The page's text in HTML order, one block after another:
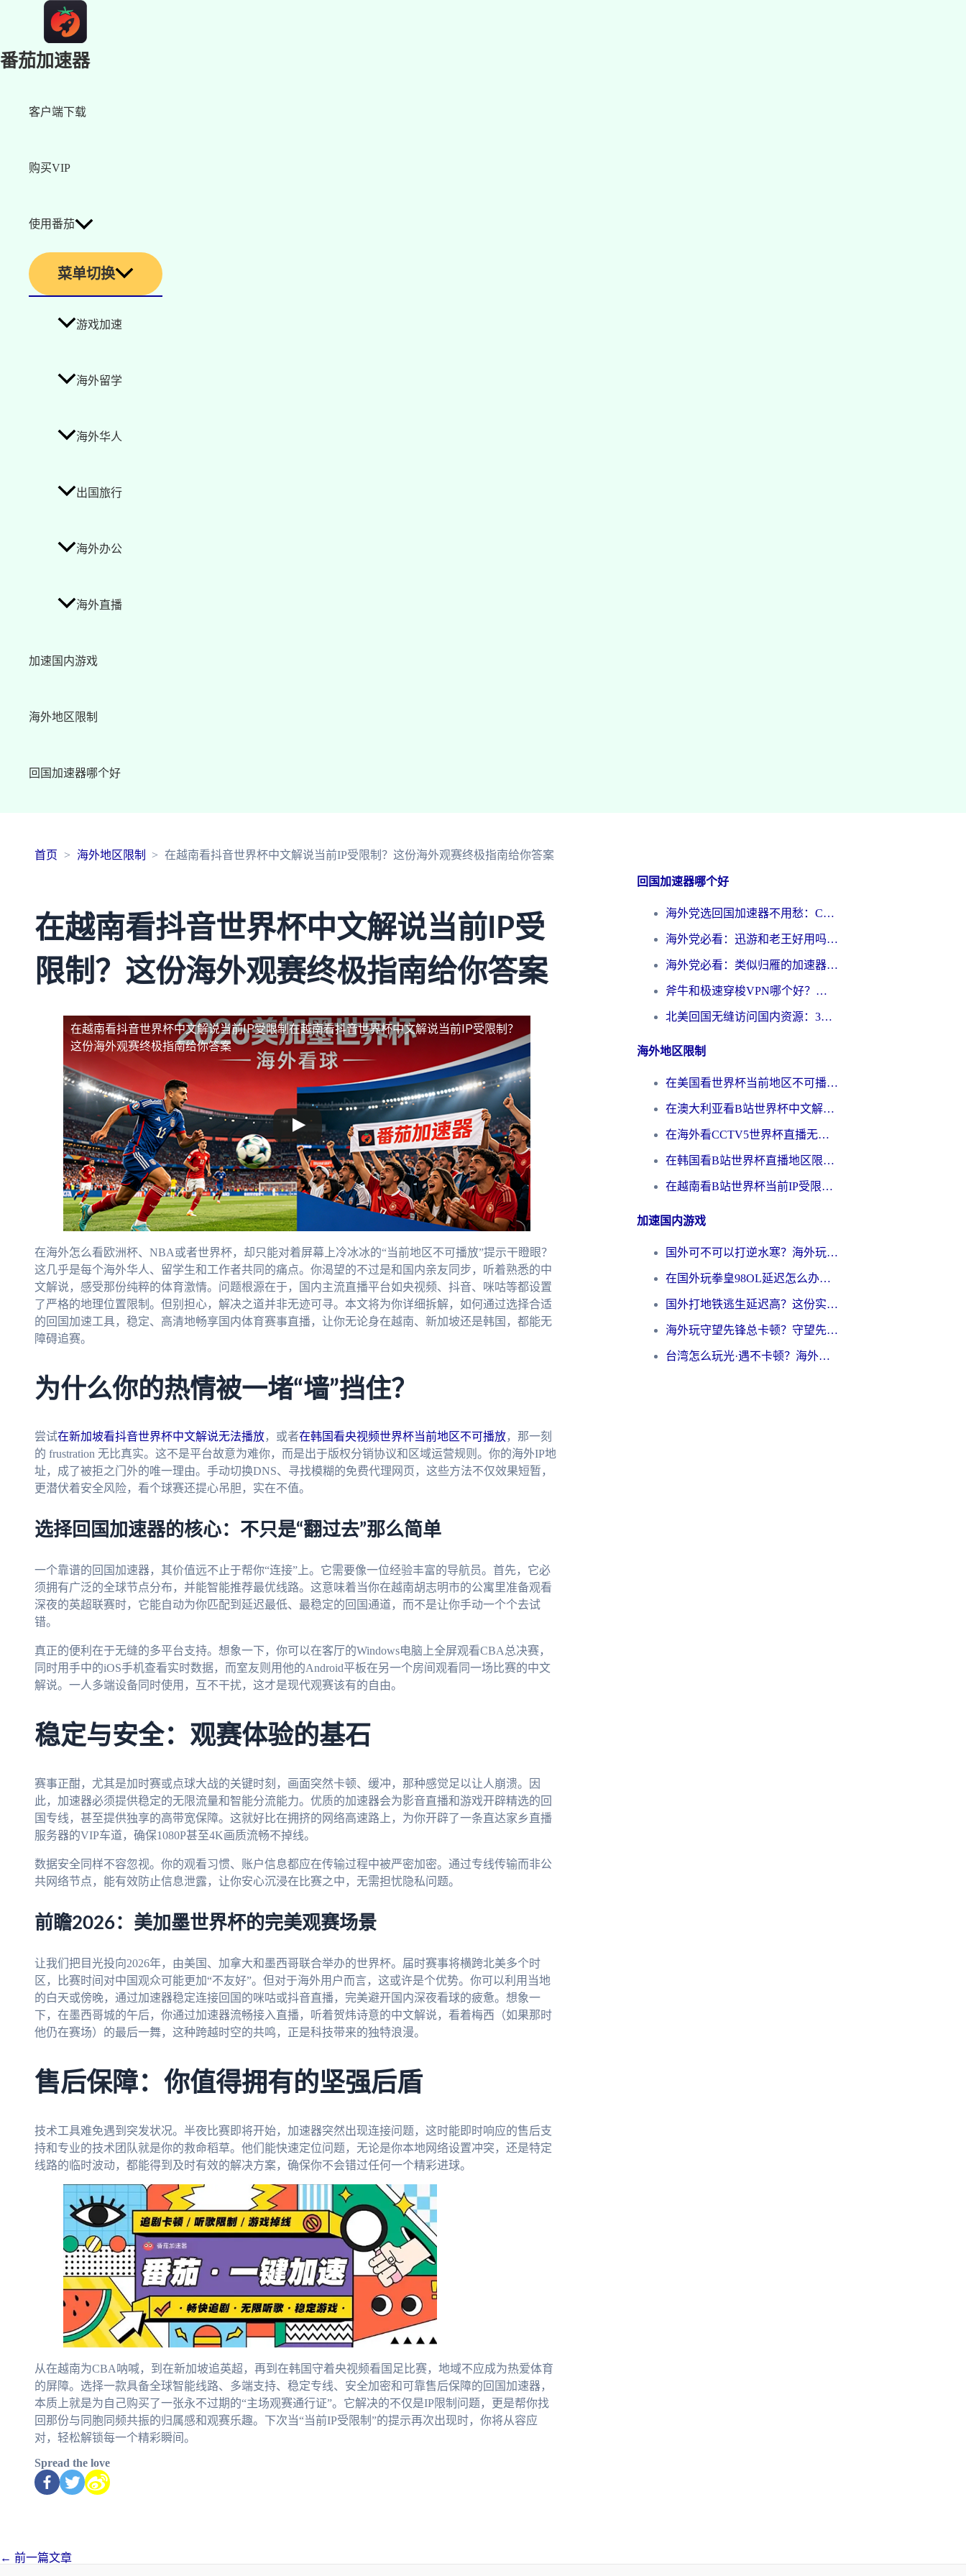
番茄加速器
客户端下载
购买VIP
使用番茄
菜单切换
游戏加速
海外留学
海外华人
出国旅行
海外办公
海外直播
加速国内游戏
海外地区限制
回国加速器哪个好
首页 海外地区限制 在越南看抖音世界杯中文解说当前IP受限制？这份海外观赛终极指南给你答案
在越南看抖音世界杯中文解说当前IP受
限制？这份海外观赛终极指南给你答案
在越南看抖音世界杯中文解说当前IP受限制在越南看抖音世界杯中文解说当前IP受限制？
这份海外观赛终极指南给你答案
在海外怎么看欧洲杯、NBA或者世界杯，却只能对着屏幕上冷冰冰的“当前地区不可播放”提示干瞪眼？
这几乎是每个海外华人、留学生和工作者共同的痛点。你渴望的不过是和国内亲友同步，听着熟悉的中
文解说，感受那份纯粹的体育激情。问题根源在于，国内主流直播平台如央视频、抖音、咪咕等都设置
了严格的地理位置限制。但别担心，解决之道并非无迹可寻。本文将为你详细拆解，如何通过选择合适
的回国加速工具，稳定、高清地畅享国内体育赛事直播，让你无论身在越南、新加坡还是韩国，都能无
障碍追赛。
为什么你的热情被一堵“墙”挡住？
尝试在新加坡看抖音世界杯中文解说无法播放，或者在韩国看央视频世界杯当前地区不可播放，那一刻
的 frustration 无比真实。这不是平台故意为难你，而是出于版权分销协议和区域运营规则。你的海外IP地
址，成了被拒之门外的唯一理由。手动切换DNS、寻找模糊的免费代理网页，这些方法不仅效果短暂，
更潜伏着安全风险，看个球赛还提心吊胆，实在不值。
选择回国加速器的核心：不只是“翻过去”那么简单
一个靠谱的回国加速器，其价值远不止于帮你“连接”上。它需要像一位经验丰富的导航员。首先，它必
须拥有广泛的全球节点分布，并能智能推荐最优线路。这意味着当你在越南胡志明市的公寓里准备观看
深夜的英超联赛时，它能自动为你匹配到延迟最低、最稳定的回国通道，而不是让你手动一个个去试
错。
真正的便利在于无缝的多平台支持。想象一下，你可以在客厅的Windows电脑上全屏观看CBA总决赛，
同时用手中的iOS手机查看实时数据，而室友则用他的Android平板在另一个房间观看同一场比赛的中文
解说。一人多端设备同时使用，互不干扰，这才是现代观赛该有的自由。
稳定与安全：观赛体验的基石
赛事正酣，尤其是加时赛或点球大战的关键时刻，画面突然卡顿、缓冲，那种感觉足以让人崩溃。因
此，加速器必须提供稳定的无限流量和智能分流能力。优质的加速器会为影音直播和游戏开辟精选的回
国专线，甚至提供独享的高带宽保障。这就好比在拥挤的网络高速路上，为你开辟了一条直达家乡直播
服务器的VIP车道，确保1080P甚至4K画质流畅不掉线。
数据安全同样不容忽视。你的观看习惯、账户信息都应在传输过程中被严密加密。通过专线传输而非公
共网络节点，能有效防止信息泄露，让你安心沉浸在比赛之中，无需担忧隐私问题。
前瞻2026：美加墨世界杯的完美观赛场景
让我们把目光投向2026年，由美国、加拿大和墨西哥联合举办的世界杯。届时赛事将横跨北美多个时
区，比赛时间对中国观众可能更加“不友好”。但对于海外用户而言，这或许是个优势。你可以利用当地
的白天或傍晚，通过加速器稳定连接回国的咪咕或抖音直播，完美避开国内深夜看球的疲惫。想象一
下，在墨西哥城的午后，你通过加速器流畅接入直播，听着贺炜诗意的中文解说，看着梅西（如果那时
他仍在赛场）的最后一舞，这种跨越时空的共鸣，正是科技带来的独特浪漫。
售后保障：你值得拥有的坚强后盾
技术工具难免遇到突发状况。半夜比赛即将开始，加速器突然出现连接问题，这时能即时响应的售后支
持和专业的技术团队就是你的救命稻草。他们能快速定位问题，无论是你本地网络设置冲突，还是特定
线路的临时波动，都能得到及时有效的解决方案，确保你不会错过任何一个精彩进球。
从在越南为CBA呐喊，到在新加坡追英超，再到在韩国守着央视频看国足比赛，地域不应成为热爱体育
的屏障。选择一款具备全球智能线路、多端支持、稳定专线、安全加密和可靠售后保障的回国加速器，
本质上就是为自己购买了一张永不过期的“主场观赛通行证”。它解决的不仅是IP限制问题，更是帮你找
回那份与同胞同频共振的归属感和观赛乐趣。下次当“当前IP受限制”的提示再次出现时，你将从容应
对，轻松解锁每一个精彩瞬间。
Spread the love
← 前一篇文章
回国加速器哪个好
海外党选回国加速器不用愁：ChickCN和洞见哪个好？一篇搞定所有疑问
海外党必看：迅游和老王好用吗？3分钟选对加速国内网络的加速器
海外党必看：类似归雁的加速器怎么选？一篇搞定无缝访问国内资源
斧牛和极速穿梭VPN哪个好？海外党选回国加速器必看的真实对比与避坑指南
北美回国无缝访问国内资源：3年海外党亲测的加速器选择指南
海外地区限制
在美国看世界杯当前地区不可播放？海外党体育观赛终极指南来了！
在澳大利亚看B站世界杯中文解说仅限中国大陆？这篇指南帮你打破限制看遍赛事
在海外看CCTV5世界杯直播无法播放？这篇指南让你和国内球迷同步呐喊
在韩国看B站世界杯直播地区限制？这篇指南让你告别“当前地区不可播放”
在越南看B站世界杯当前IP受限制？海外党体育观赛终极指南来了
加速国内游戏
国外可不可以打逆水寒？海外玩家国服畅玩终极指南（附漫威荒野乱斗加速方案）
在国外玩拳皇98OL延迟怎么办？海外党亲测有效的低延迟指南
国外打地铁逃生延迟高？这份实测有效的低延迟指南帮你吃鸡
海外玩守望先锋总卡顿？守望先锋游戏加速器在哪里买&避坑指南（附欧洲非洲游戏实测）
台湾怎么玩光·遇不卡顿？海外党国服游戏加速终极攻略（附实测体验）